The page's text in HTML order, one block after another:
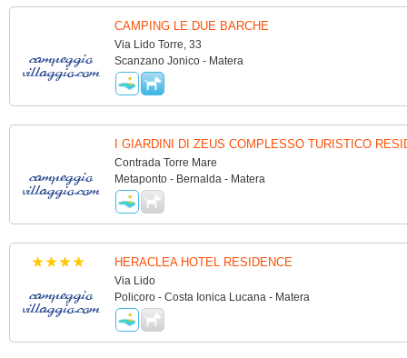
CAMPING LE DUE BARCHE
Via Lido Torre, 33
Scanzano Jonico - Matera
I GIARDINI DI ZEUS COMPLESSO TURISTICO
Contrada Torre Mare
Metaponto - Bernalda - Matera
HERACLEA HOTEL RESIDENCE
Via Lido
Policoro - Costa Ionica Lucana - Matera